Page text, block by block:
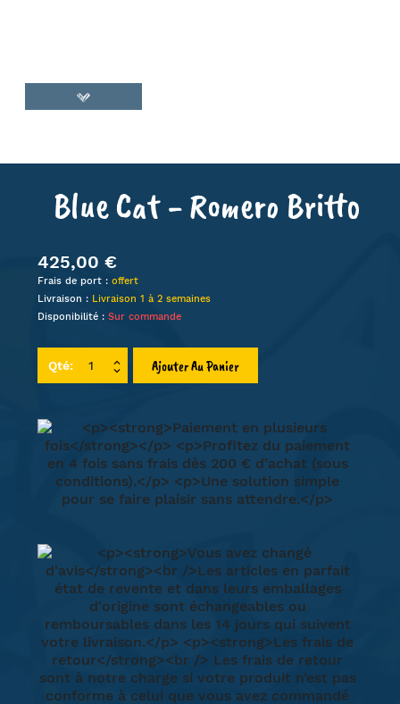
Blue Cat - Romero Britto
425,00 €
Frais de port : offert
Livraison : Livraison 1 à 2 semaines
Disponibilité : Sur commande
Qté: Ajouter Au Panier